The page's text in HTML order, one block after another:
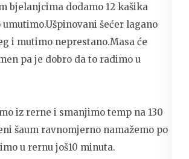
bjelanjcima dodamo 12 kašika
umutimo.Ušpinovani šećer lagano
i mutimo neprestano.Masa će
pa je dobro da to radimo u
iz rerne i smanjimo temp na 130
šaum ravnomjerno namažemo po
u rernu još10 minuta.